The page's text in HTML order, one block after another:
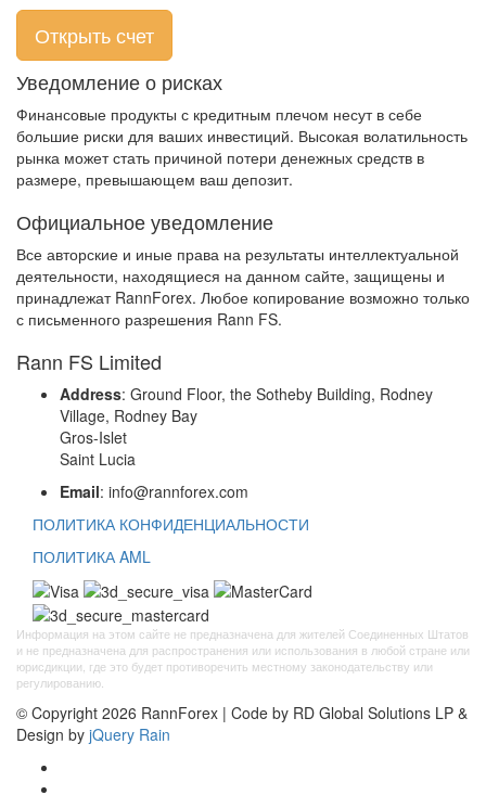
Открыть счет
Уведомление о рисках
Финансовые продукты с кредитным плечом несут в себе
большие риски для ваших инвестиций. Высокая волатильность
рынка может стать причиной потери денежных средств в
размере, превышающем ваш депозит.
Официальное уведомление
Все авторские и иные права на результаты интеллектуальной
деятельности, находящиеся на данном сайте, защищены и
принадлежат RannForex. Любое копирование возможно только
с письменного разрешения Rann FS.
Rann FS Limited
Address: Ground Floor, the Sotheby Building, Rodney
Village, Rodney Bay
Gros-Islet
Saint Lucia
Email: info@rannforex.com
ПОЛИТИКА КОНФИДЕНЦИАЛЬНОСТИ
ПОЛИТИКА AML
Информация на этом сайте не предназначена для жителей Соединенных Штатов
и не предназначена для распространения или использования в любой стране или
юрисдикции, где это будет противоречить местному законодательству или
регулированию.
© Copyright 2026 RannForex | Code by RD Global Solutions LP &
Design by jQuery Rain